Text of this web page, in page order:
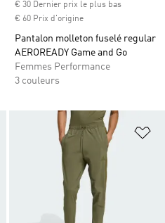
€ 30 Dernier prix le plus bas
€ 60 Prix d'origine
Pantalon molleton fuselé regular
AEROREADY Game and Go
Femmes Performance
3 couleurs
Ajouter à la Liste de produits